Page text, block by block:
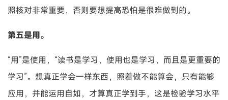
照核对非常重要，否则要想提高恐怕是很难做到的。
第五是用。
“用”是使用，“读书是学习，使用也是学习，而且是更重要的
学习”。想真正学会一样东西，照着做不能算会，只有能够
应用，并能运用自如，才算真正学到手，这是检验学习水平